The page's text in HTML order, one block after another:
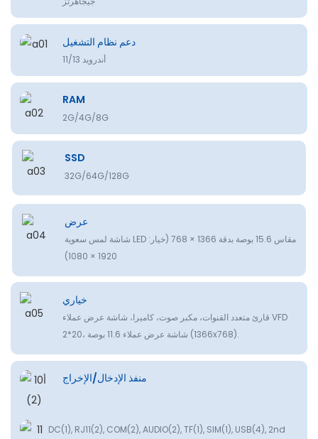
دعم نظام التشغيل
أندرويد 11/13
RAM
2G/4G/8G
SSD
32G/64G/128G
عرض
شاشة لمس سعوية LED مقاس 15.6 بوصة بدقة 1366 × 768 (خيار:
1920 × 1080)
خياري
قارئ متعدد القنوات، مكبر صوت، كاميرا، شاشة عرض عملاء VFD
2*20، شاشة عرض عملاء 11.6 بوصة (1366x768).
منفذ الإدخال/الإخراج
DC(1), RJ11(2), COM(2), AUDIO(2), TF(1), SIM(1), USB(4), 2nd